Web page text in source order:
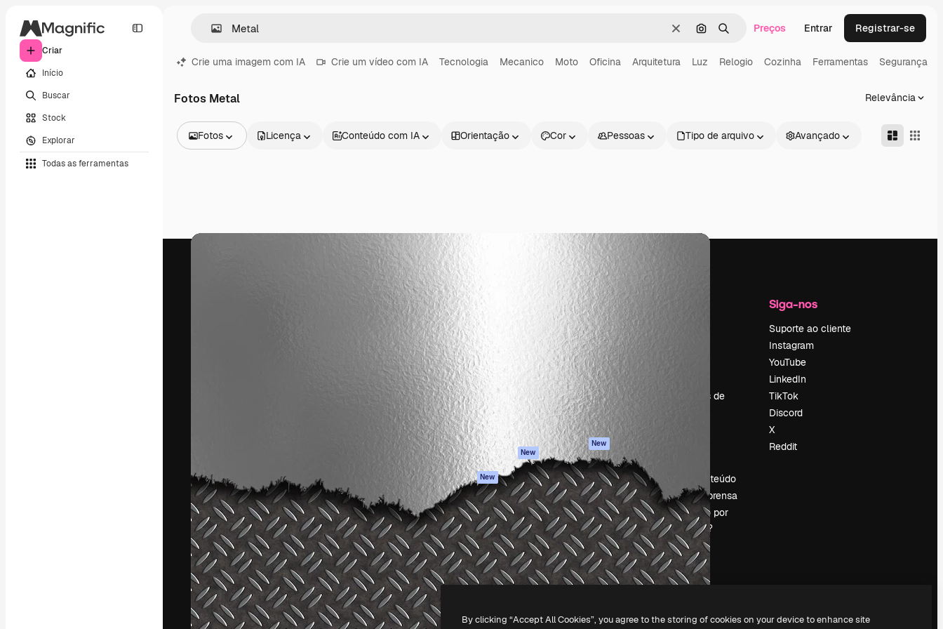
Criar
Início
Buscar
Stock
Explorar
Todas as ferramentas
LimparPesquisar por imagem
BuscarPreços Entrar Registrar-se
Crie uma imagem com IA Crie um vídeo com IA Tecnologia Mecanico Moto Oficina Arquitetura Luz Relogio Cozinha Ferramentas Segurança
Fotos Metal Relevância
Fotos
Vídeos
Licença Conteúdo com IA Orientação Cor Pessoas Tipo de arquivo Avançado
A plataforma criativa para você direcionar
seu melhor trabalho. Mais de 1 milhão de
assinantes entre criativos, empresas,
Produtos
Spaces
Assistente de IA
Gerador de
imagens
Gerador de vídeos
Texto para voz
Conteúdo de stock
MCP para
Claude/ChatGPT
New
Agentes New
API
App móvel
Todas as
ferramentas
Começar
Academy
Documentação
Atendimento
Termos e
condições
Política de
privacidade
Originais New
Política de cookies
Central de
confiabilidade
Afiliados
Empresas
Empresa
Tendências de
Vender conteúdo
Sala de imprensa
Procurando por
magnific.ai?
Siga-nos
Suporte ao cliente
Instagram
YouTube
LinkedIn
TikTok
Discord
X
Reddit
Copyright © 2010- 2026Freepik Company S.L.U.Todos os direitos reservados.
By clicking “Accept All Cookies”, you agree to the storing of cookies on your device to enhance site